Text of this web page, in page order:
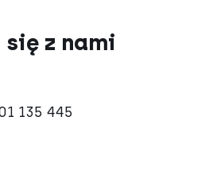
z nami
135 445